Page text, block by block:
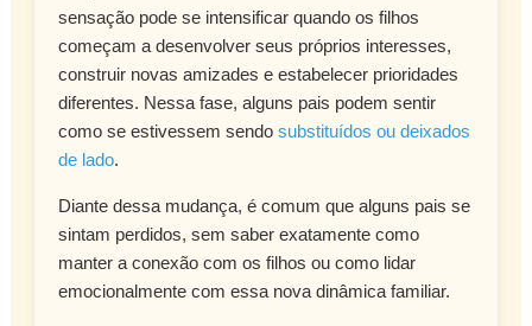
sensação pode se intensificar quando os filhos
começam a desenvolver seus próprios interesses,
construir novas amizades e estabelecer prioridades
diferentes. Nessa fase, alguns pais podem sentir
como se estivessem sendo substituídos ou deixados
de lado.
Diante dessa mudança, é comum que alguns pais se
sintam perdidos, sem saber exatamente como
manter a conexão com os filhos ou como lidar
emocionalmente com essa nova dinâmica familiar.